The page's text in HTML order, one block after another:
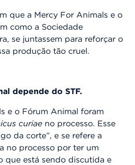
que a Mercy For Animals e o
como a Sociedade
se juntassem para reforçar o
produção tão cruel.
depende do STF.
e o Fórum Animal foram
curiae no processo. Esse
da corte”, e se refere a
no processo por ter um
que está sendo discutida e